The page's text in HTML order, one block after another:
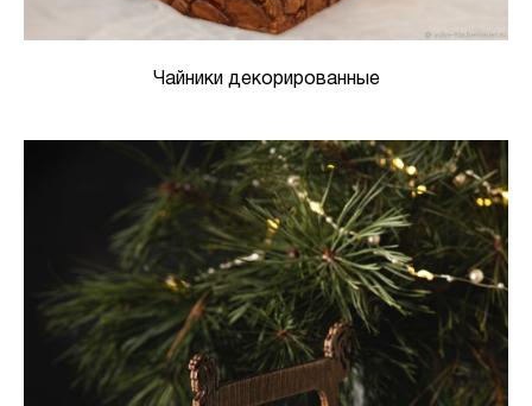
Чайники декорированные